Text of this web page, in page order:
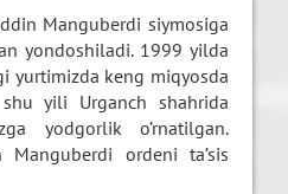
Manguberdi siymosiga
yondoshiladi. 1999 yilda
yurtimizda keng miqyosda
yili Urganch shahrida
yodgorlik o’rnatilgan.
ordeni ta’sis